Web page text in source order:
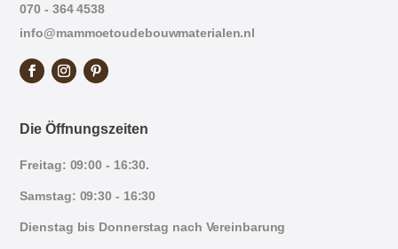
070 - 364 4538
info@mammoetoudebouwmaterialen.nl
Die Öffnungszeiten
Freitag: 09:00 - 16:30.
Samstag: 09:30 - 16:30
Dienstag bis Donnerstag nach Vereinbarung